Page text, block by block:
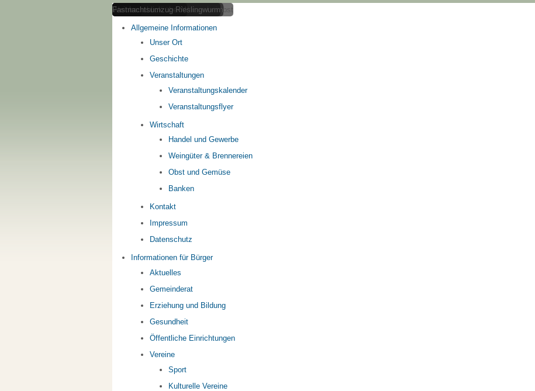
Weisenheimer Weinberge im Herbst
Obstfelder im Frühling
Panoramablick über Weisenheim
Weinbau
Fastnachtsumzug Rieslingwurm
Home
Allgemeine Informationen
Unser Ort
Geschichte
Veranstaltungen
Veranstaltungskalender
Veranstaltungsflyer
Wirtschaft
Handel und Gewerbe
Weingüter & Brennereien
Obst und Gemüse
Banken
Kontakt
Impressum
Datenschutz
Informationen für Bürger
Aktuelles
Gemeinderat
Erziehung und Bildung
Gesundheit
Öffentliche Einrichtungen
Vereine
Sport
Kulturelle Vereine